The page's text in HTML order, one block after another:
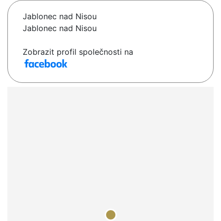
Jablonec nad Nisou
Jablonec nad Nisou
Zobrazit profil společnosti na